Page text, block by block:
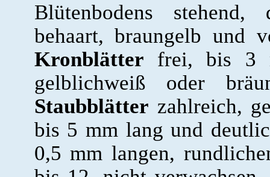
Blütenbodens
behaart, braungelb und
Kronblätter frei, bis 3
gelblichweiß oder
Staubblätter zahlreich,
bis 5 mm lang und
0,5 mm langen,